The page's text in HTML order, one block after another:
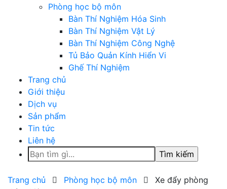
Phòng học bộ môn
Bàn Thí Nghiệm Hóa Sinh
Bàn Thí Nghiệm Vật Lý
Bàn Thí Nghiệm Công Nghệ
Tủ Bảo Quản Kính Hiển Vi
Ghế Thí Nghiệm
Trang chủ
Giới thiệu
Dịch vụ
Sản phẩm
Tin tức
Liên hệ
Tìm
kiếm
cho:
Trang chủ Phòng học bộ môn
Xe đẩy phòng